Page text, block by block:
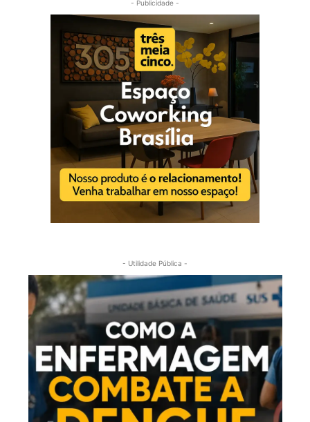
- Publicidade -
- Utilidade Pública -